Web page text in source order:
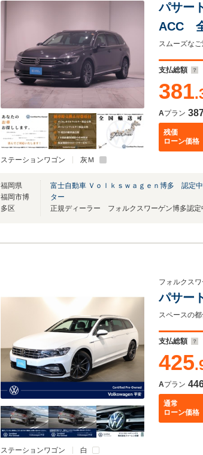
ステーションワゴン 灰Ｍ
パサー
ACC
支払総額
381
Aプラン
残価
ローン価格
福岡県
福岡市博
多区
富士自動車 Ｖｏｌｋｓｗａｇｅｎ博多 認定
ター
ステーションワゴン 白
フォルクス
パサー
スペースの
支払総額
425
Aプラン
通常
ローン価格